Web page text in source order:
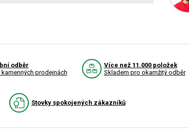
odběr
kamenných prodejnách
Více než 11.000 položek
Skladem pro okamžitý odběr
Stovky spokojených zákazníků